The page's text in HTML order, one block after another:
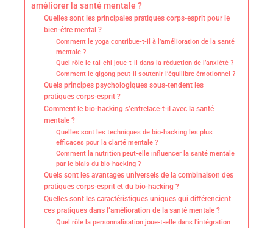
améliorer la santé mentale ?
Quelles sont les principales pratiques corps-esprit pour le
bien-être mental ?
Comment le yoga contribue-t-il à l’amélioration de la santé
mentale ?
Quel rôle le tai-chi joue-t-il dans la réduction de l’anxiété ?
Comment le qigong peut-il soutenir l’équilibre émotionnel ?
Quels principes psychologiques sous-tendent les
pratiques corps-esprit ?
Comment le bio-hacking s’entrelace-t-il avec la santé
mentale ?
Quelles sont les techniques de bio-hacking les plus
efficaces pour la clarté mentale ?
Comment la nutrition peut-elle influencer la santé mentale
par le biais du bio-hacking ?
Quels sont les avantages universels de la combinaison des
pratiques corps-esprit et du bio-hacking ?
Quelles sont les caractéristiques uniques qui différencient
ces pratiques dans l’amélioration de la santé mentale ?
Quel rôle la personnalisation joue-t-elle dans l’intégration